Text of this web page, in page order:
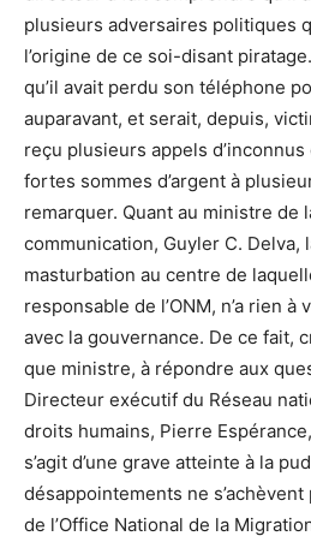
plusieurs adversaires politiques
l’origine de ce soi-disant
qu’il avait perdu son téléphone
auparavant, et serait, depuis,
reçu plusieurs appels d’inconnus
fortes sommes d’argent à
remarquer. Quant au ministre de
communication, Guyler C. Delva,
masturbation au centre de
responsable de l’ONM, n’a rien
avec la gouvernance. De ce fait,
que ministre, à répondre aux
Directeur exécutif du Réseau
droits humains, Pierre
s’agit d’une grave atteinte à la
désappointements ne
de l’Office National de la